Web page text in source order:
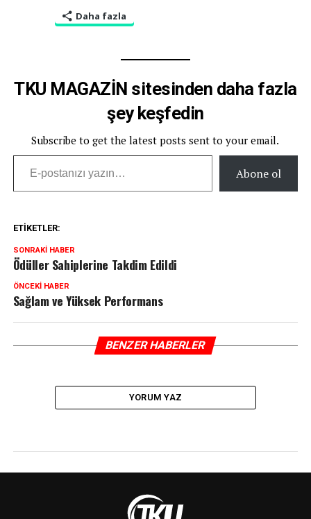
Daha fazla
TKU MAGAZİN sitesinden daha fazla
şey keşfedin
Subscribe to get the latest posts sent to your email.
E-postanızı yazın…
Abone ol
ETIKETLER:
SONRAKI HABER
Ödüller Sahiplerine Takdim Edildi
ÖNCEKI HABER
Sağlam ve Yüksek Performans
BENZER HABERLER
YORUM YAZ